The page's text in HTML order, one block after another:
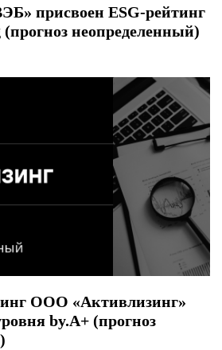
присвоен ESG-рейтинг
(прогноз неопределенный)
ООО «Активлизинг»
by.A+ (прогноз